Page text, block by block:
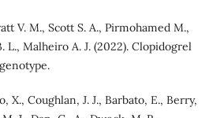
V. M., Scott S. A., Pirmohamed M.,
L., Malheiro A. J. (2022). Clopidogrel
X., Coughlan, J. J., Barbato, E., Berry,